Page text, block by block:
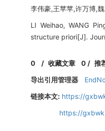
李伟豪,王苹苹,许万博,
LI Weihao, WANG
structure priori[J].
0 /收藏文章 0 / 推
导出引用管理器
链接本文: https://
https://